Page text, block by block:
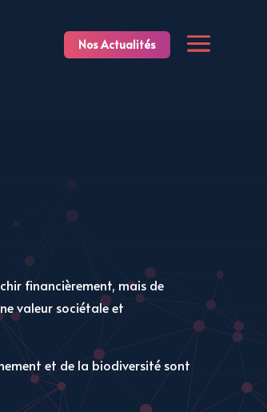
Nos Actualités
financièrement, mais de
valeur sociétale et
et de la biodiversité sont